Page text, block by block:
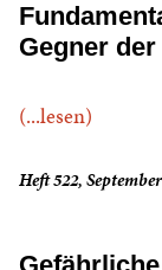
Gegner
(...lesen)
Heft 522,